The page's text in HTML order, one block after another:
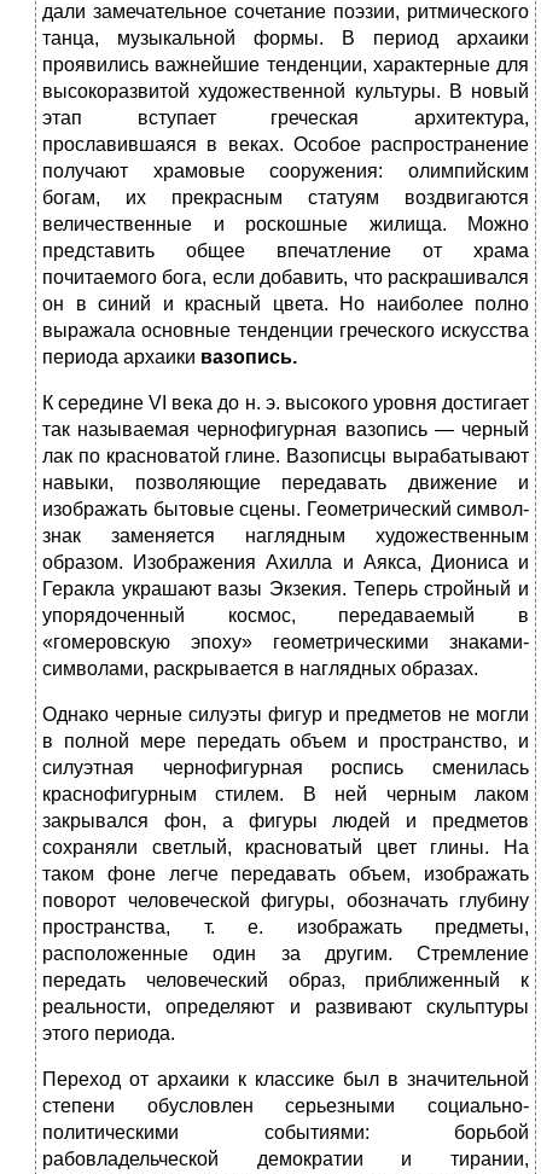
дали замечательное сочетание поэзии, ритмического
танца, музыкальной формы. В период архаики
проявились важнейшие тенденции, характерные для
высокоразвитой художественной культуры. В новый
этап вступает греческая архитектура,
прославившаяся в веках. Особое распространение
получают храмовые сооружения: олимпийским
богам, их прекрасным статуям воздвигаются
величественные и роскошные жилища. Можно
представить общее впечатление от храма
почитаемого бога, если добавить, что раскрашивался
он в синий и красный цвета. Но наиболее полно
выражала основные тенденции греческого искусства
периода архаики вазопись.
К середине VI века до н. э. высокого уровня достигает
так называемая чернофигурная вазопись — черный
лак по красноватой глине. Вазописцы вырабатывают
навыки, позволяющие передавать движение и
изображать бытовые сцены. Геометрический символ-
знак заменяется наглядным художественным
образом. Изображения Ахилла и Аякса, Диониса и
Геракла украшают вазы Экзекия. Теперь стройный и
упорядоченный космос, передаваемый в
«гомеровскую эпоху» геометрическими знаками-
символами, раскрывается в наглядных образах.
Однако черные силуэты фигур и предметов не могли
в полной мере передать объем и пространство, и
силуэтная чернофигурная роспись сменилась
краснофигурным стилем. В ней черным лаком
закрывался фон, а фигуры людей и предметов
сохраняли светлый, красноватый цвет глины. На
таком фоне легче передавать объем, изображать
поворот человеческой фигуры, обозначать глубину
пространства, т. е. изображать предметы,
расположенные один за другим. Стремление
передать человеческий образ, приближенный к
реальности, определяют и развивают скульптуры
этого периода.
Переход от архаики к классике был в значительной
степени обусловлен серьезными социально-
политическими событиями: борьбой
рабовладельческой демократии и тирании,